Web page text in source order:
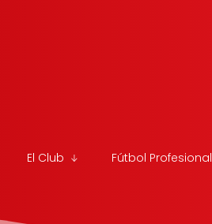
El Club Fútbol Profesional